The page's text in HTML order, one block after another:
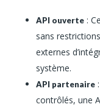
API ouverte:
sans
externes
système.
API partenaire:
contrôlés, une